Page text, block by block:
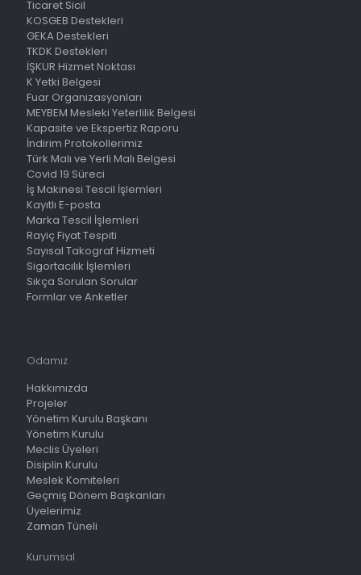
Ticaret Sicil
KOSGEB Destekleri
GEKA Destekleri
TKDK Destekleri
İŞKUR Hizmet Noktası
K Yetki Belgesi
Fuar Organizasyonları
MEYBEM Mesleki Yeterlilik Belgesi
Kapasite ve Ekspertiz Raporu
İndirim Protokollerimiz
Türk Malı ve Yerli Malı Belgesi
Covid 19 Süreci
İş Makinesi Tescil İşlemleri
Kayıtlı E-posta
Marka Tescil İşlemleri
Rayiç Fiyat Tespiti
Sayısal Takograf Hizmeti
Sigortacılık İşlemleri
Sıkça Sorulan Sorular
Formlar ve Anketler
Odamız
Hakkımızda
Projeler
Yönetim Kurulu Başkanı
Yönetim Kurulu
Meclis Üyeleri
Disiplin Kurulu
Meslek Komiteleri
Geçmiş Dönem Başkanları
Üyelerimiz
Zaman Tüneli
Kurumsal